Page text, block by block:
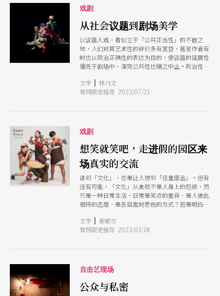
西洋音乐的视角，直到了工厂才真正发现，原来一
向被视为法器的木鱼，竟然有那么丰富的声音美
感。对他们来说，原本最直接的就是辨识音高，然
而工艺师一边敲一边调整木鱼，那个声音的闷响
度、明暗度、漏音等音色，却是他们从来没有想过
的。锣也是，敲完之后的尾音长度、泛音、嗡嗡声
等，都能够经由师傅的手艺调整。在跟他们讨教过
后才知道可以有那么多变化，顿时拓展了他们的耳
戏剧
从社会议题到剧场美学
以议题入戏，看似立于「公共正当性」的不败之
地，人们对其艺术性的评价多有宽贷，甚至作者有
时也以政治正确性的表达为目的，使议题的延展性
僵死于剧场中，演完公共性也随之中止。政治性和
调度、每一寸呼吸、每一声响、每一转身，既是政
治的，同时也是美学的，无需讳莫如深，也无需靠
世界 表演区将座位剖成两半，让观众对向而坐，
相望观视。宛如媒体无远弗届的现代社会，到处都
是监看之眼。剧场中央从天垂下一条红色粗麻绳，
悬于板床上方，迅速揭开本剧主题：一具在拘留室
上吊的尸体，没有遗书，7天无人认领。他，23岁
流言蜚语、众说纷纭之时，旁观者也成了吃瓜群
众。 4名演员，利用布雷希特的疏离技法，进出于
扮演者与述说者之间。他们以流动如水银的动作模
拟，动静错落有致的对话抛接，诱导群众不断变换
方位和视角，展开推理。议题的设置也随之满场地
飞奔起来：毒品是产业，一条供需完整的地下经
济；毒品管制是政策，视国情而不同；毒品是用
问。以李志豪的身体作为线索，追索他戛然而止的
角。
文字 | 林乃文
官网限定报导 2023/07/21
戏剧
想笑就笑吧，走进假的园区来
场真实的交流
讲到「文化」，总是让人想到「任重道远」。但有
没有可能，「文化」从来就不是人身上的包袱，而
只是一种日常生活，日常是笑点的差异、是人彼此
相待的态度、是各自面对悲伤的方式？若是明白这
扯开嘴、放声大笑了。 本戏是编剧游以德入围台
湾文学奖的原创剧本，由徐堰铃担当导演。全剧有
的、原住民里的日常生活。」
文字 | 郝妮尔
官网限定报导 2023/03/18
直击艺现场
公众与私密